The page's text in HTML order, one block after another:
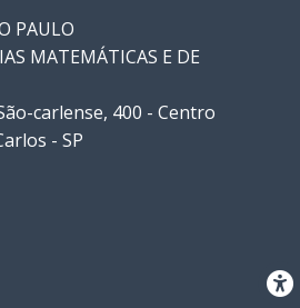
PAULO
MATEMÁTICAS E DE
carlense, 400 - Centro
- SP